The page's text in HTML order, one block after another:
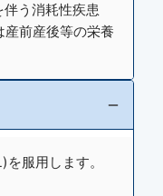
う消耗性疾患
前産後等の栄養
服用します。